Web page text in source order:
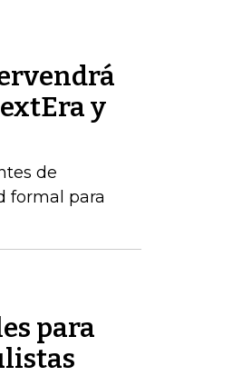
y
de
formal para
para